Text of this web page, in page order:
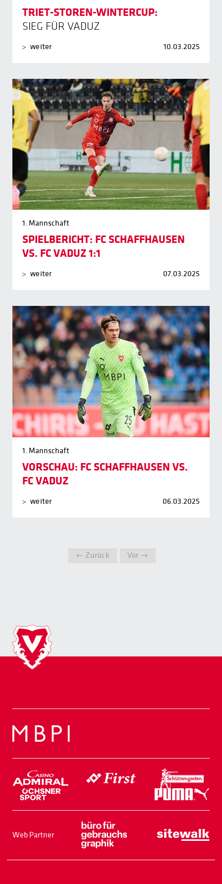
TRIET-STOREN-WINTERCUP:
SIEG FÜR VADUZ
weiter 10.03.2025
1. Mannschaft
SPIELBERICHT: FC SCHAFFHAUSEN
VS. FC VADUZ 1:1
weiter 07.03.2025
1. Mannschaft
VORSCHAU: FC SCHAFFHAUSEN VS.
FC VADUZ
weiter 06.03.2025
← Zurück Vor →
Web Partner